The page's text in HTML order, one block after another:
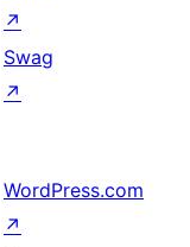
↗
Swag
↗
WordPress.com
↗